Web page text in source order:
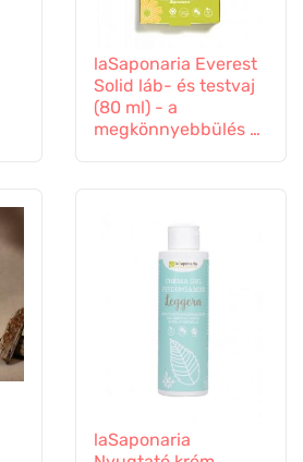
laSaponaria Everest
Solid láb- és testvaj
(80 ml) - a
megkönnyebbülés és
laSaponaria